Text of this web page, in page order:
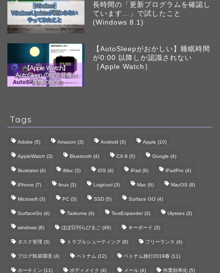
長時間の「更新プログラムを確認し
ています…」で試したこと
(Windows 8.1)
【AutoSleepがおかしい】睡眠時間
が0:00 以降しか認識されない
［Apple Watch］
Tags
Adobe (5) Amazon (3) Android (3) Apple (10)
AppleWatch (3) Bluetooth (4) CX-8 (5) Google (4)
Illustrator (4) iMac (3) iOS (4) iPad (6) iPadPro (4)
iPhone (7) linux (3) Logicool (3) Mac (6) MacOS (8)
Microsoft (3) PC (3) SSD (5) Surface GO (4)
SurfaceGo (4) Taskuma (4) TextExpander (3) Ulysses (3)
windows (8) ほぼ日刊らびるご (46) キーボード (3)
タスク管理 (3) トラブルシューティング (8) フリーランス (4)
ブログ執筆環境 (4) ベトナム (12) ベトナム旅行2019春 (11)
ホーチミン (11) ボディメイク (4) メール (4) 作業効率化 (5)